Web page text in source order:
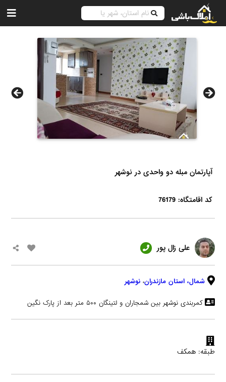
آپارتمان مبله دو واحدی در نوشهر
کد اقامتگاه: 76179
علی زال پور
شمال، استان مازندران، نوشهر
کمربندی نوشهر بین شمجاران و لتینگان ۵۰۰ متر بعد از پارک نگین
طبقه: همکف